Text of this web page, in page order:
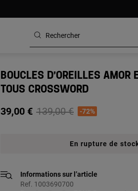
BOUCLES D’OREILLES AMOR
TOUS CROSSWORD
39,00 € Price reduced from
139,00 €to-72%
En rupture de
Informations sur l’article
Ref. 1003690700